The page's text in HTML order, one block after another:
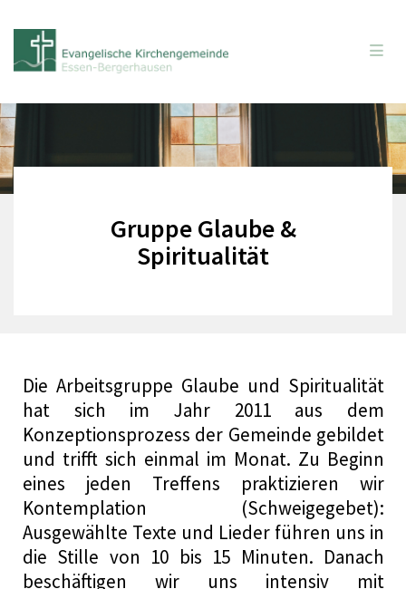
Gruppe Glaube &
Spiritualität
Die Arbeitsgruppe Glaube und Spiritualität
hat sich im Jahr 2011 aus dem
Konzeptionsprozess der Gemeinde gebildet
und trifft sich einmal im Monat. Zu Beginn
eines jeden Treffens praktizieren wir
Kontemplation (Schweigegebet):
Ausgewählte Texte und Lieder führen uns in
die Stille von 10 bis 15 Minuten. Danach
beschäftigen wir uns intensiv mit